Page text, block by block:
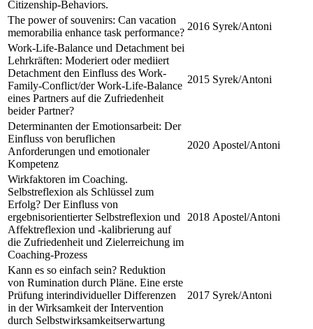
Citizenship-Behaviors.
The power of souvenirs: Can vacation
memorabilia enhance task performance?
2016 Syrek/Antoni
Work-Life-Balance und Detachment bei
Lehrkräften: Moderiert oder mediiert
Detachment den Einfluss des Work-
Family-Conflict/der Work-Life-Balance
eines Partners auf die Zufriedenheit
beider Partner?
2015 Syrek/Antoni
Determinanten der Emotionsarbeit: Der
Einfluss von beruflichen
Anforderungen und emotionaler
Kompetenz
2020 Apostel/Antoni
Wirkfaktoren im Coaching.
Selbstreflexion als Schlüssel zum
Erfolg? Der Einfluss von
ergebnisorientierter Selbstreflexion und
Affektreflexion und -kalibrierung auf
die Zufriedenheit und Zielerreichung im
Coaching-Prozess
2018 Apostel/Antoni
Kann es so einfach sein? Reduktion
von Rumination durch Pläne. Eine erste
Prüfung interindividueller Differenzen
in der Wirksamkeit der Intervention
durch Selbstwirksamkeitserwartung
2017 Syrek/Antoni